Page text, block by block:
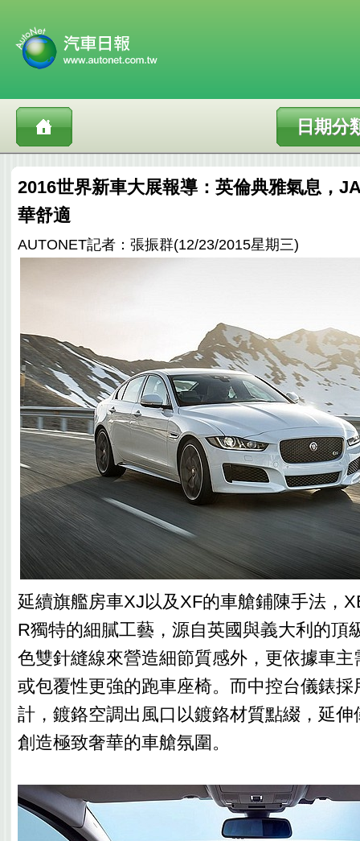
日期分
2016世界新車大展報導：英倫典雅氣息，
華舒適
AUTONET記者：張振群(12/23/2015星期三)
延續旗艦房車XJ以及XF的車艙鋪陳手法，
R獨特的細膩工藝，源自英國與義大利的頂
色雙針縫線來營造細節質感外，更依據車
或包覆性更強的跑車座椅。而中控台儀錶採
計，鍍鉻空調出風口以鍍鉻材質點綴，延
創造極致奢華的車艙氛圍。